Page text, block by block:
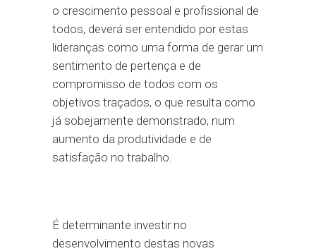
o crescimento pessoal e profissional de
todos, deverá ser entendido por estas
lideranças como uma forma de gerar um
sentimento de pertença e de
compromisso de todos com os
objetivos traçados, o que resulta como
já sobejamente demonstrado, num
aumento da produtividade e de
satisfação no trabalho.
É determinante investir no
desenvolvimento destas novas